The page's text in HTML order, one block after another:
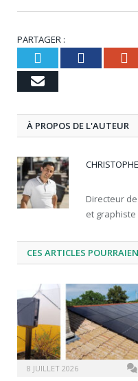
PARTAGER :
Twitter
Email
À PROPOS DE L'AUTEUR
Directeur
et graphiste
CES ARTICLES
8 JUILLET 2026